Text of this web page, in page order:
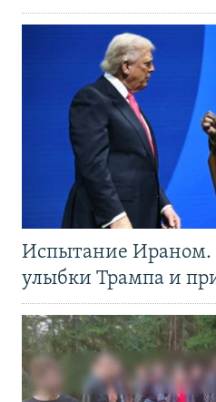
Испытание Ираном.
улыбки Трампа и